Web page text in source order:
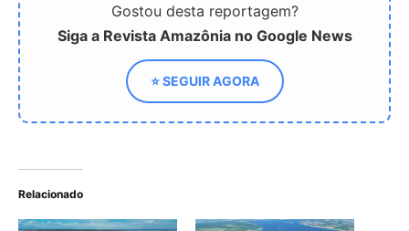
Gostou desta reportagem?
Siga a Revista Amazônia no Google News
⭐ SEGUIR AGORA
Relacionado